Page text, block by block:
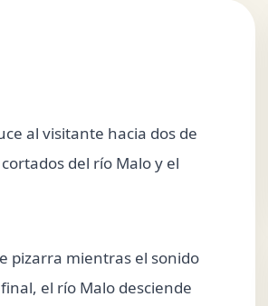
al visitante hacia dos de
del río Malo y el
pizarra mientras el sonido
el río Malo desciende